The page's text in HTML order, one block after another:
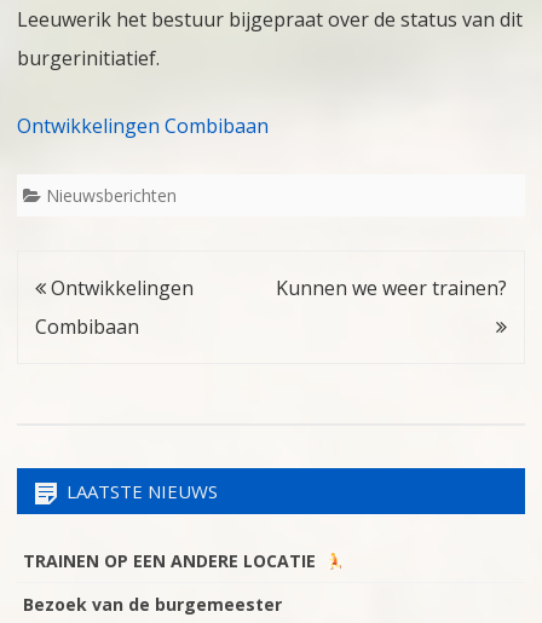
Leeuwerik het bestuur bijgepraat over de status van dit
burgerinitiatief.
Ontwikkelingen Combibaan
Nieuwsberichten
Bericht
navigatie
Ontwikkelingen
Combibaan
Kunnen we weer trainen?
LAATSTE NIEUWS
TRAINEN OP EEN ANDERE LOCATIE
Bezoek van de burgemeester